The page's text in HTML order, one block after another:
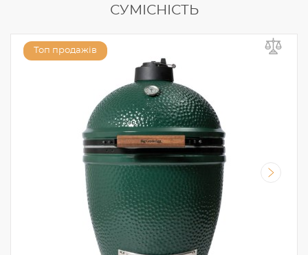
СУМІСНІСТЬ
Топ продажів